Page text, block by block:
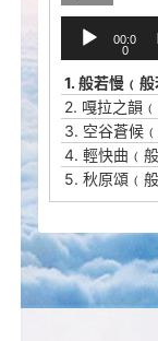
播
放
器
00:0
0
1. 般若慢﹙般
2. 嘎拉之韻
3. 空谷蒼候
4. 輕快曲﹙
5. 秋原頌﹙